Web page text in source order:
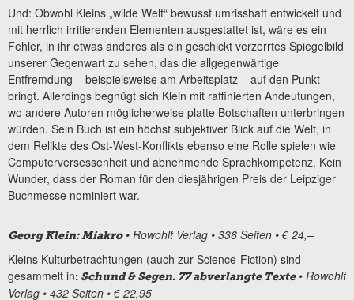
Und: Obwohl Kleins „wilde Welt“ bewusst umrisshaft entwickelt und
mit herrlich irritierenden Elementen ausgestattet ist, wäre es ein
Fehler, in ihr etwas anderes als ein geschickt verzerrtes Spiegelbild
unserer Gegenwart zu sehen, das die allgegenwärtige
Entfremdung – beispielsweise am Arbeitsplatz – auf den Punkt
bringt. Allerdings begnügt sich Klein mit raffinierten Andeutungen,
wo andere Autoren möglicherweise platte Botschaften unterbringen
würden. Sein Buch ist ein höchst subjektiver Blick auf die Welt, in
dem Relikte des Ost-West-Konflikts ebenso eine Rolle spielen wie
Computerversessenheit und abnehmende Sprachkompetenz. Kein
Wunder, dass der Roman für den diesjährigen Preis der Leipziger
Buchmesse nominiert war.
Georg Klein: Miakro• Rowohlt Verlag • 336 Seiten • € 24,–
Kleins Kulturbetrachtungen (auch zur Science-Fiction) sind
gesammelt in: Schund & Segen. 77 abverlangte Texte• Rowohlt
Verlag • 432 Seiten • € 22,95